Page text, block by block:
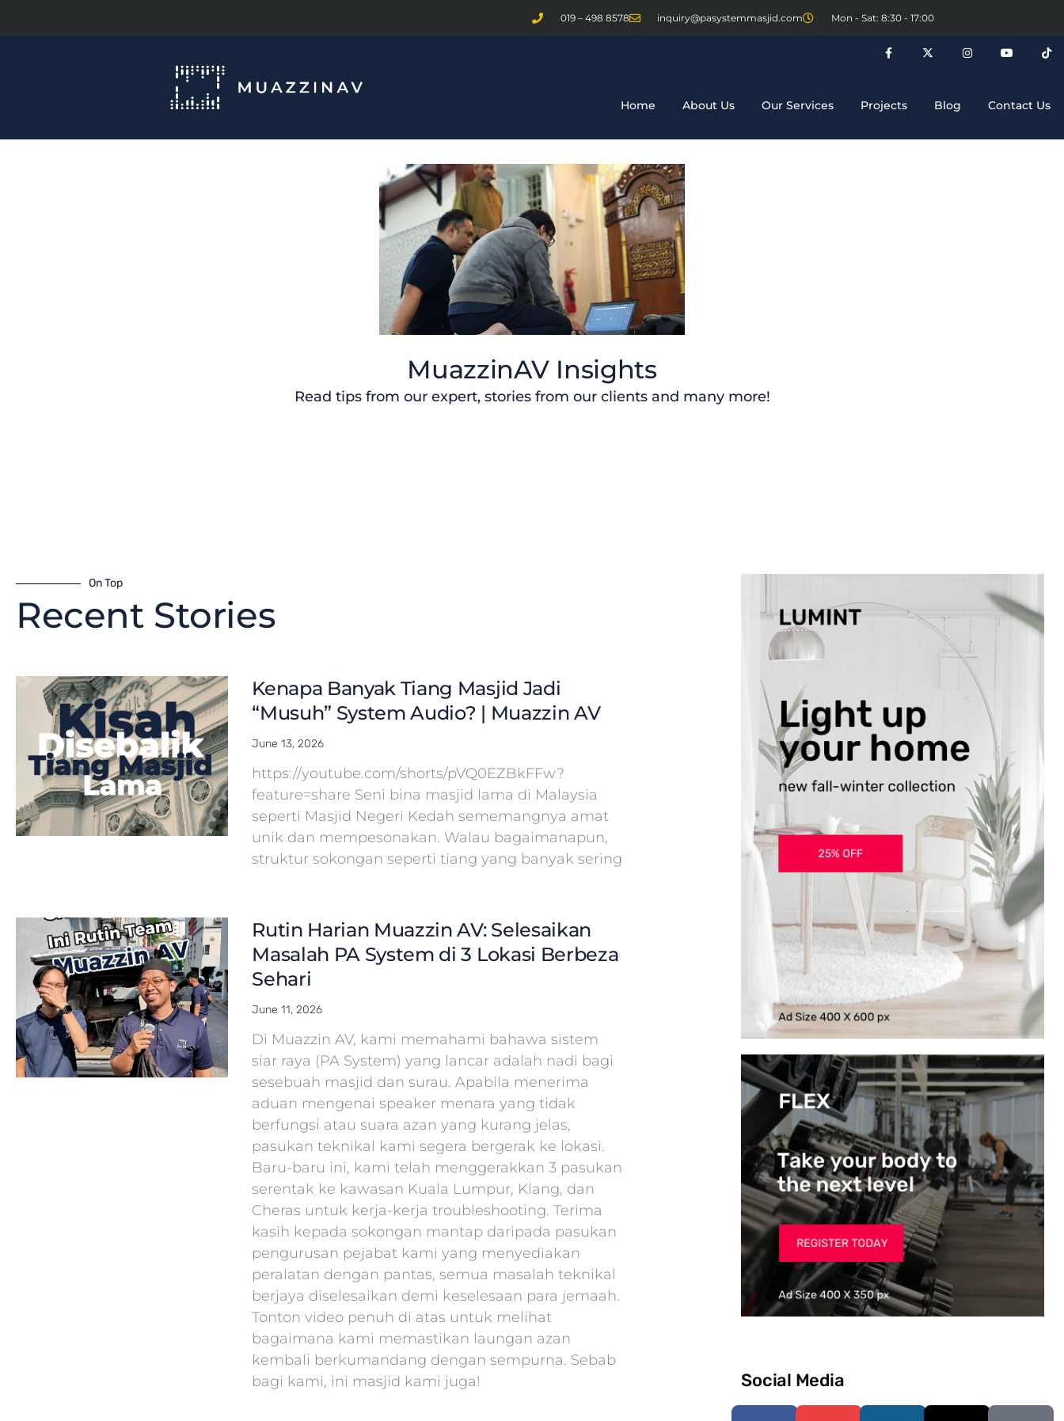
019 – 498 8578 inquiry@pasystemmasjid.com Mon - Sat: 8:30 - 17:00
Home About Us Our Services Projects Blog Contact Us
MuazzinAV Insights
Read tips from our expert, stories from our clients and many more!
On Top
Recent Stories
Kenapa Banyak Tiang Masjid Jadi
“Musuh” System Audio? | Muazzin AV
June 13, 2026
https://youtube.com/shorts/pVQ0EZBkFFw?
feature=share Seni bina masjid lama di Malaysia
seperti Masjid Negeri Kedah sememangnya amat
unik dan mempesonakan. Walau bagaimanapun,
struktur sokongan seperti tiang yang banyak sering
Rutin Harian Muazzin AV: Selesaikan
Masalah PA System di 3 Lokasi Berbeza
Sehari
June 11, 2026
Di Muazzin AV, kami memahami bahawa sistem
siar raya (PA System) yang lancar adalah nadi bagi
sesebuah masjid dan surau. Apabila menerima
aduan mengenai speaker menara yang tidak
berfungsi atau suara azan yang kurang jelas,
pasukan teknikal kami segera bergerak ke lokasi.
Baru-baru ini, kami telah menggerakkan 3 pasukan
serentak ke kawasan Kuala Lumpur, Klang, dan
Cheras untuk kerja-kerja troubleshooting. Terima
kasih kepada sokongan mantap daripada pasukan
pengurusan pejabat kami yang menyediakan
peralatan dengan pantas, semua masalah teknikal
berjaya diselesaikan demi keselesaan para jemaah.
Tonton video penuh di atas untuk melihat
bagaimana kami memastikan laungan azan
kembali berkumandang dengan sempurna. Sebab
bagi kami, ini masjid kami juga!
Social Media